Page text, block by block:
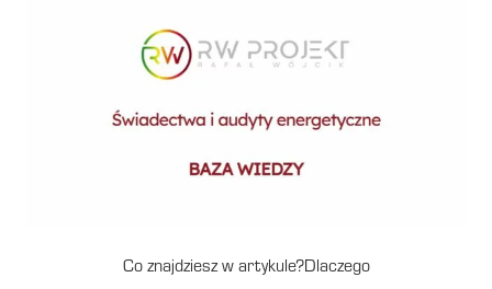
Co znajdziesz w artykule?Dlaczego